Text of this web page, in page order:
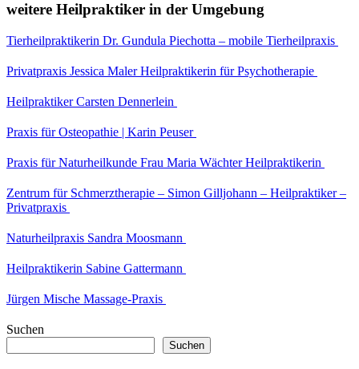
weitere Heilpraktiker in der Umgebung
Tierheilpraktikerin Dr. Gundula Piechotta – mobile Tierheilpraxis
Privatpraxis Jessica Maler Heilpraktikerin für Psychotherapie
Heilpraktiker Carsten Dennerlein
Praxis für Osteopathie | Karin Peuser
Praxis für Naturheilkunde Frau Maria Wächter Heilpraktikerin
Zentrum für Schmerztherapie – Simon Gilljohann – Heilpraktiker –
Privatpraxis
Naturheilpraxis Sandra Moosmann
Heilpraktikerin Sabine Gattermann
Jürgen Mische Massage-Praxis
Suchen
Suchen